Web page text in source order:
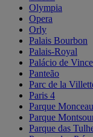
Olympia
Opera
Orly
Palais Bourbon
Palais-Royal
Palácio de
Panteão
Parc de la
Paris 4
Parque Monceau
Parque
Parque das